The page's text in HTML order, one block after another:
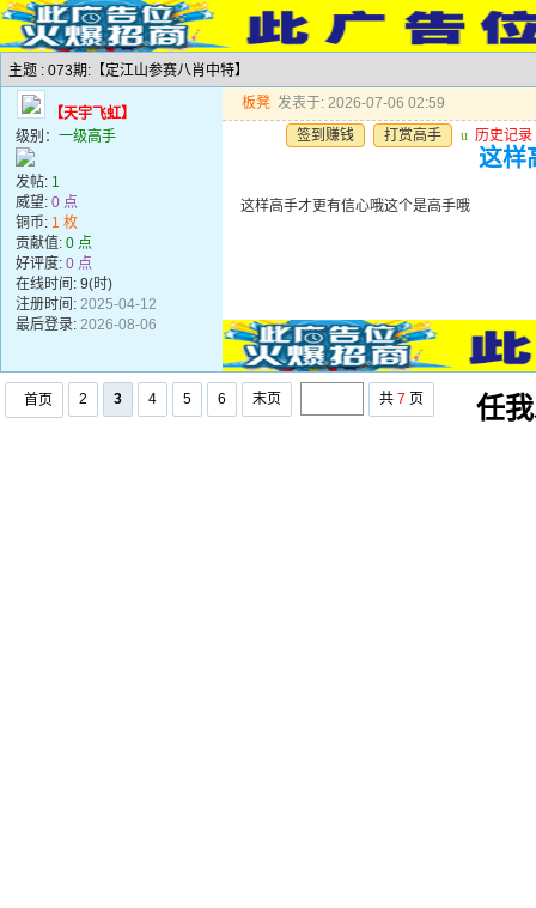
主题 : 073期:【定江山参赛八肖中特】
【天宇飞虹】
级别： 一级高手
发帖: 1
威望: 0 点
铜币: 1 枚
贡献值: 0 点
好评度: 0 点
在线时间: 9(时)
注册时间: 2025-04-12
最后登录: 2026-08-06
板凳 发表于: 2026-07-06 02:59
签到赚钱
打赏高手 u 历史记录
这样
这样高手才更有信心哦这个是高手哦
首页 2 3 4 5 6 末页 共 7 页 任我